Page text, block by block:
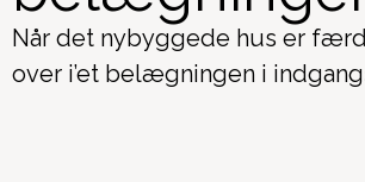
Når det nybyggede hus er
over i’et belægningen i